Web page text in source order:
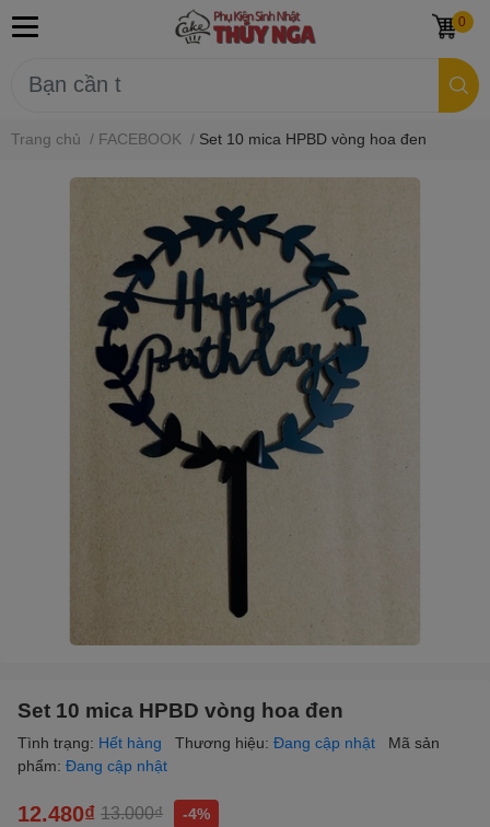
0
Trang chủ / FACEBOOK / Set 10 mica HPBD vòng hoa đen
Set 10 mica HPBD vòng hoa đen
Tình trạng: Hết hàng Thương hiệu: Đang cập nhật
Mã sản
phẩm: Đang cập nhật
12.480₫ 13.000₫
-4%